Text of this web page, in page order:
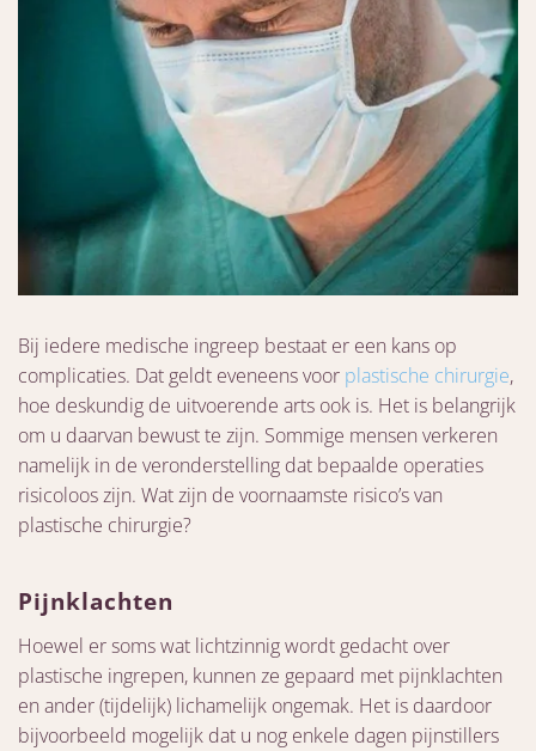
Bij iedere medische ingreep bestaat er een kans op
complicaties. Dat geldt eveneens voor plastische chirurgie,
hoe deskundig de uitvoerende arts ook is. Het is belangrijk
om u daarvan bewust te zijn. Sommige mensen verkeren
namelijk in de veronderstelling dat bepaalde operaties
risicoloos zijn. Wat zijn de voornaamste risico’s van
plastische chirurgie?
Pijnklachten
Hoewel er soms wat lichtzinnig wordt gedacht over
plastische ingrepen, kunnen ze gepaard met pijnklachten
en ander (tijdelijk) lichamelijk ongemak. Het is daardoor
bijvoorbeeld mogelijk dat u nog enkele dagen pijnstillers